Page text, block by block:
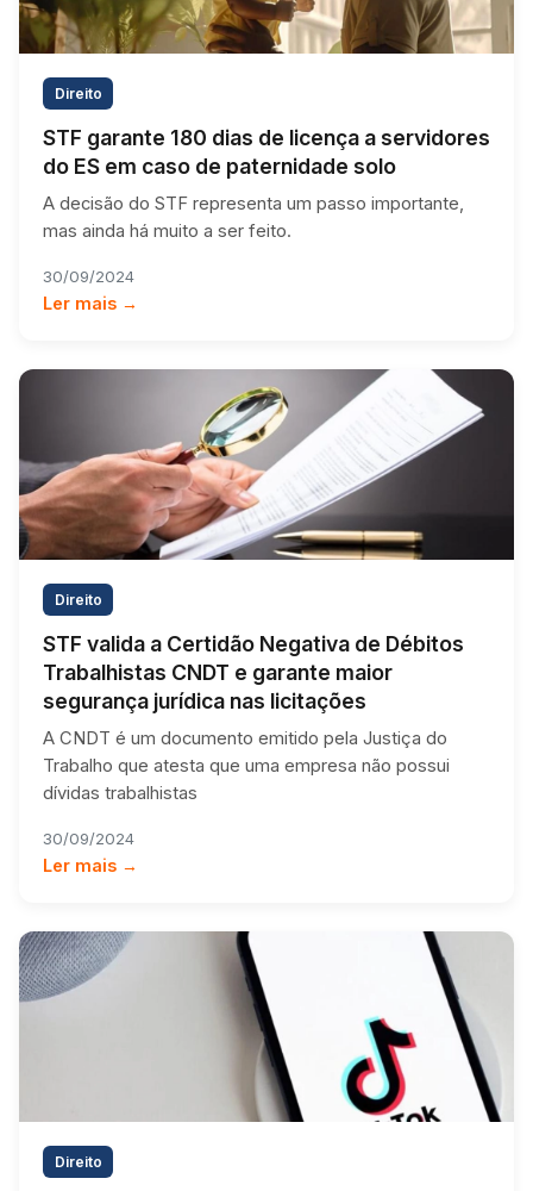
Direito
STF garante 180 dias de licença a servidores
do ES em caso de paternidade solo
A decisão do STF representa um passo importante,
mas ainda há muito a ser feito.
30/09/2024
Ler mais →
Direito
STF valida a Certidão Negativa de Débitos
Trabalhistas CNDT e garante maior
segurança jurídica nas licitações
A CNDT é um documento emitido pela Justiça do
Trabalho que atesta que uma empresa não possui
dívidas trabalhistas
30/09/2024
Ler mais →
Direito